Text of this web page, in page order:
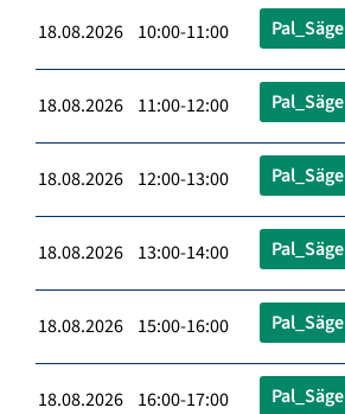
18.08.2026 10:00-11:00 Pal_Säge
18.08.2026 11:00-12:00 Pal_Säge
18.08.2026 12:00-13:00 Pal_Säge
18.08.2026 13:00-14:00 Pal_Säge
18.08.2026 15:00-16:00 Pal_Säge
18.08.2026 16:00-17:00 Pal_Säge